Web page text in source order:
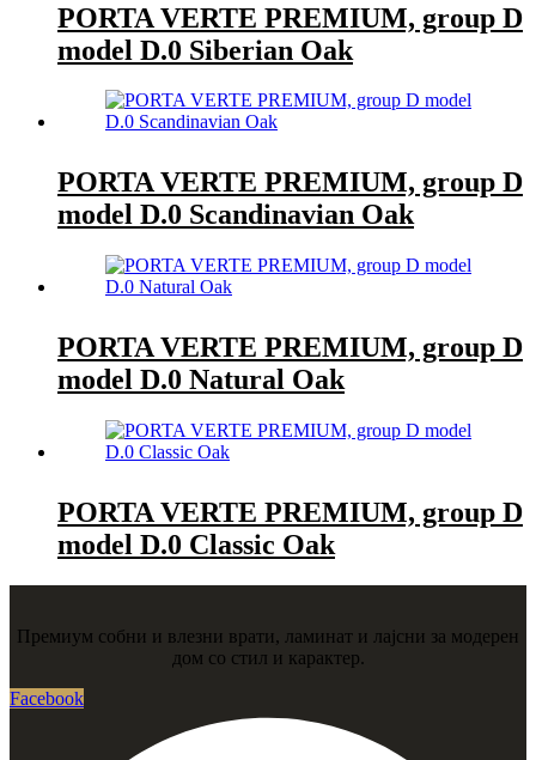
PORTA VERTE PREMIUM, group D
model D.0 Siberian Oak
PORTA VERTE PREMIUM, group D
model D.0 Scandinavian Oak
PORTA VERTE PREMIUM, group D
model D.0 Natural Oak
PORTA VERTE PREMIUM, group D
model D.0 Classic Oak
Премиум собни и влезни врати, ламинат и лајсни за модерен
дом со стил и карактер.
Facebook